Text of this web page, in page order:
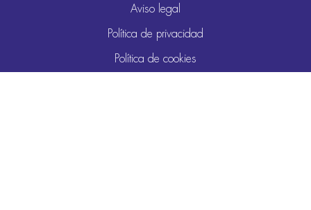
Aviso legal
Política de privacidad
Política de cookies